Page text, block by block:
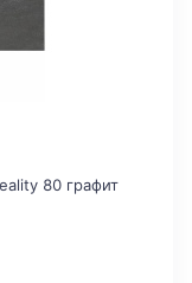
80 графит